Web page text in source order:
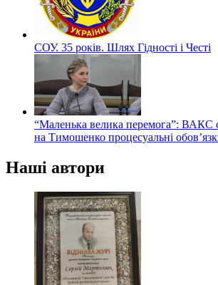
СОУ. 35 років. Шлях Гідності і Честі
“Маленька велика перемога”: ВАКС
на Тимошенко процесуальні
Наші автори